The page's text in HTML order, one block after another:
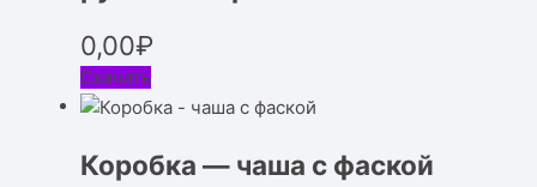
0,00₽
Скачать
Коробка — чаша с фаской